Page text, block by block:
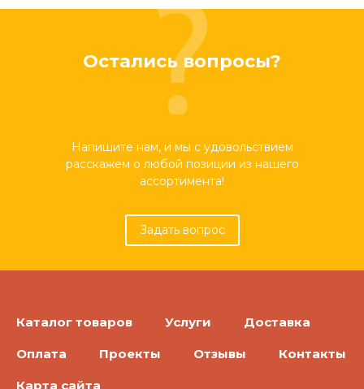
Остались вопросы?
Напишите нам, и мы с удовольствием
расскажем о любой позиции из нашего
ассортимента!
Задать вопрос
Каталог товаров Услуги Доставка
Оплата Проекты Отзывы Контакты
Карта сайта